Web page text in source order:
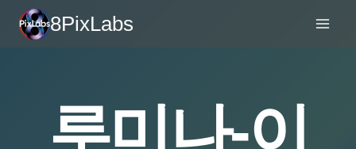
8PixLabs
루미나-이